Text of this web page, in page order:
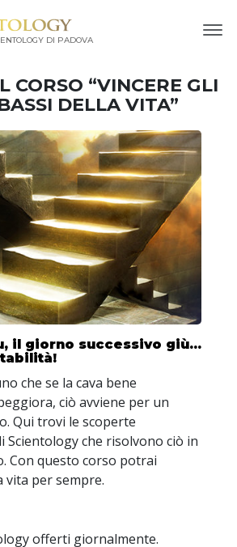
DI PADOVA
CORSO “VINCERE GLI
DELLA VITA”
il giorno successivo giù...
che se la cava bene
ciò avviene per un
Qui trovi le scoperte
Scientology che risolvono ciò in
Con questo corso potrai
vita per sempre.
offerti giornalmente.